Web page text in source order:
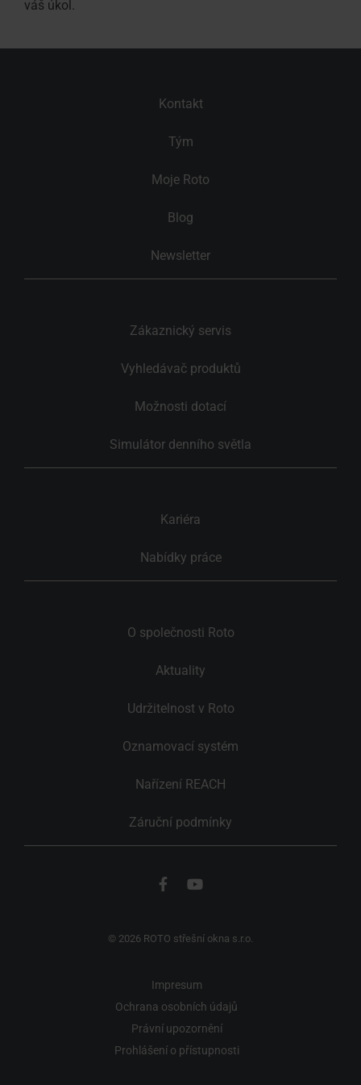
váš úkol.
Kontakt
Tým
Moje Roto
Blog
Newsletter
Zákaznický servis
Vyhledávač produktů
Možnosti dotací
Simulátor denního světla
Kariéra
Nabídky práce
O společnosti Roto
Aktuality
Udržitelnost v Roto
Oznamovací systém
Nařízení REACH
Záruční podmínky
© 2026 ROTO střešní okna s.r.o.
Impresum
Ochrana osobních údajů
Právní upozornění
Prohlášení o přístupnosti